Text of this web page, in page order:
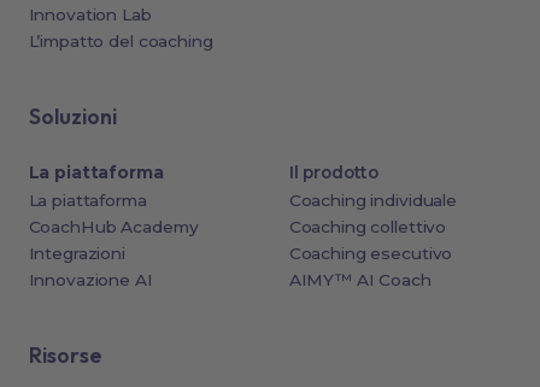
Innovation Lab
L’impatto del coaching
Soluzioni
La piattaforma
La piattaforma
CoachHub Academy
Integrazioni
Innovazione AI
Il prodotto
Coaching individuale
Coaching collettivo
Coaching esecutivo
AIMY™ AI Coach
Risorse